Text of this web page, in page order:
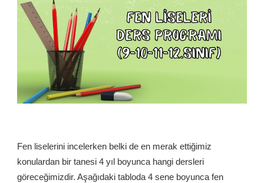
Fen liselerini incelerken belki de en merak ettiğimiz
konulardan bir tanesi 4 yıl boyunca hangi dersleri
göreceğimizdir. Aşağıdaki tabloda 4 sene boyunca fen